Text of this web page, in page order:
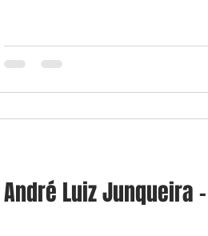
André Luiz Junqueira